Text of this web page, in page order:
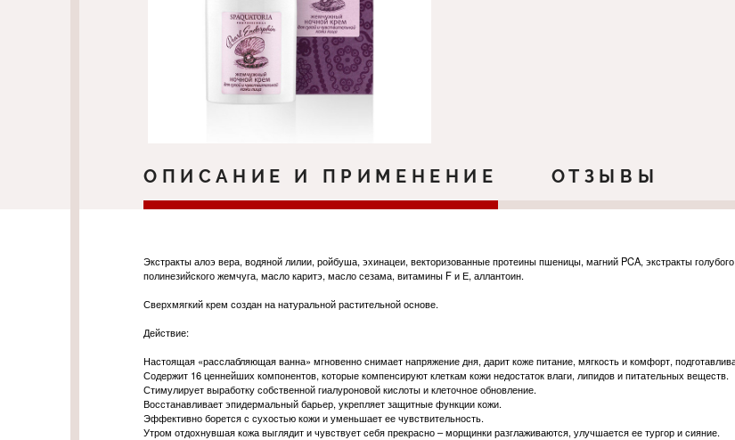
ОПИСАНИЕ И ПРИМЕНЕНИЕ ОТЗЫВЫ
Экстракты алоэ вера, водяной лилии, ройбуша, эхинацеи, векторизованные протеины пшеницы, магний PCA, экстракты
полинезийского жемчуга, масло каритэ, масло сезама, витамины F и Е, аллантоин.
Сверхмягкий крем создан на натуральной растительной основе.
Действие:
Настоящая «расслабляющая ванна» мгновенно снимает напряжение дня, дарит коже питание, мягкость и комфорт,
Содержит 16 ценнейших компонентов, которые компенсируют клеткам кожи недостаток влаги, липидов и питательных веществ.
Стимулирует выработку собственной гиалуроновой кислоты и клеточное обновление.
Восстанавливает эпидермальный барьер, укрепляет защитные функции кожи.
Эффективно борется с сухостью кожи и уменьшает ее чувствительность.
Утром отдохнувшая кожа выглядит и чувствует себя прекрасно – морщинки разглаживаются, улучшается ее тургор и сияние.